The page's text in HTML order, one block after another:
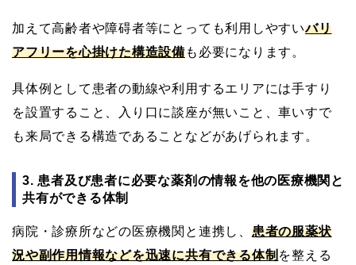
加えて高齢者や障碍者等にとっても利用しやすいバリ
アフリーを心掛けた構造設備も必要になります。
具体例として患者の動線や利用するエリアには手すり
を設置すること、入り口に談座が無いこと、車いすで
も来局できる構造であることなどがあげられます。
3. 患者及び患者に必要な薬剤の情報を他の医療機関と
共有ができる体制
病院・診療所などの医療機関と連携し、 患者の服薬状
況や副作用情報などを迅速に共有できる体制を整える